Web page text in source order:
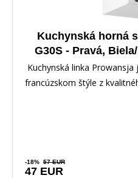
Kuchynská horná
G30S - Pravá,
Kuchynská linka Prowansja
francúzskom štýle z
-18% 57 EUR
47 EUR